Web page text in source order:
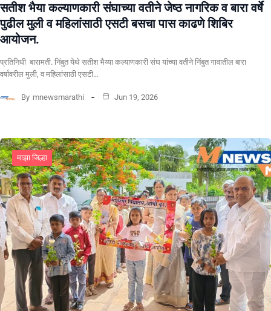
सतीश भैया कल्याणकारी संघाच्या वतीने जेष्ठ नागरिक व बारा वर्षे
पुढील मुली व महिलांसाठी एसटी बसचा पास काढणे शिबिर
आयोजन.
प्रतिनिधी बारामती. निंबुत येथे सतीश भैय्या कल्याणकारी संघ यांच्या वतीने निंबुत गावातील बारा
वर्षावरील मुली, व महिलांसाठी एसटी…
By mnewsmarathi Jun 19, 2026
माझा जिल्हा